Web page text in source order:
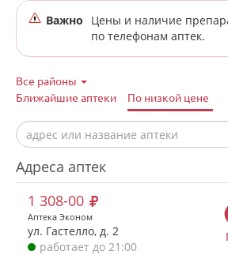
Важно
Цены и наличие
по телефонам аптек.
Все районы
Ближайшие аптеки
По низкой цене
Адреса аптек
1 308-00
Аптека Эконом
ул. Гастелло, д. 2
работает до 21:00